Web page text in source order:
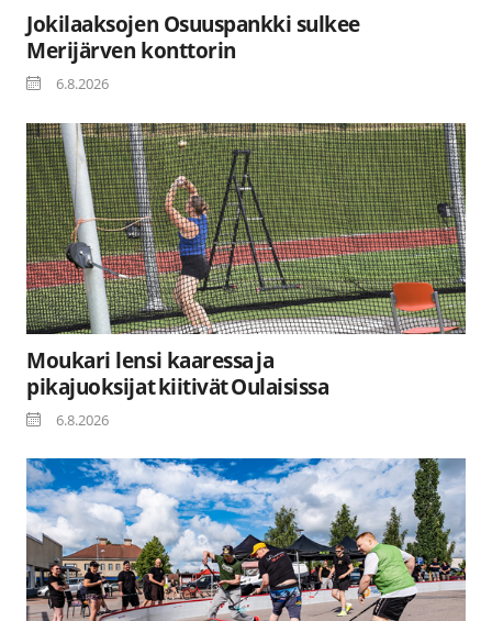
Jokilaaksojen Osuuspankki sulkee
Merijärven konttorin
6.8.2026
Moukari lensi kaaressa ja
pikajuoksijat kiitivät Oulaisissa
6.8.2026